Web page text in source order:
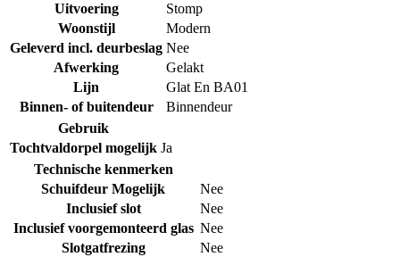
Uitvoering
Stomp
Woonstijl
Modern
Geleverd incl. deurbeslag Nee
Afwerking
Gelakt
Lijn
Glat En BA01
Binnen- of buitendeur
Binnendeur
Gebruik
Tochtvaldorpel mogelijk Ja
Technische kenmerken
Schuifdeur Mogelijk
Nee
Inclusief slot
Nee
Inclusief voorgemonteerd glas Nee
Slotgatfrezing
Nee